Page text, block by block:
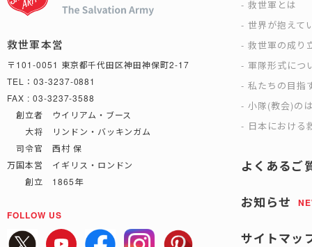
救世軍本営
〒101-0051 東京都千代田区神田神保町2-17
TEL：03-3237-0881
FAX : 03-3237-3588
創立者 ウイリアム・ブース
大将 リンドン・バッキンガム
司令官 西村 保
万国本営 イギリス・ロンドン
創立 1865年
FOLLOW US
救世軍とは
世界が抱えて
救世軍の成り
軍隊形式につ
私たちの目指
小隊(教会)の
日本における
よくあるご
お知らせ
サイトマッ